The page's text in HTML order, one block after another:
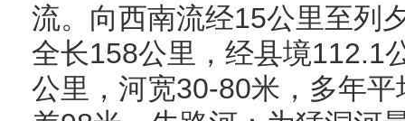
流。向西南流经15公里至列
全长158公里，经县境112.1
公里，河宽30-80米，多年